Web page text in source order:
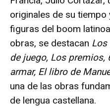
originales de su tiempo
figuras del boom
obras, se destacan Los
de juego, Los
armar, El libro de
una de las obras
de lengua castellana.